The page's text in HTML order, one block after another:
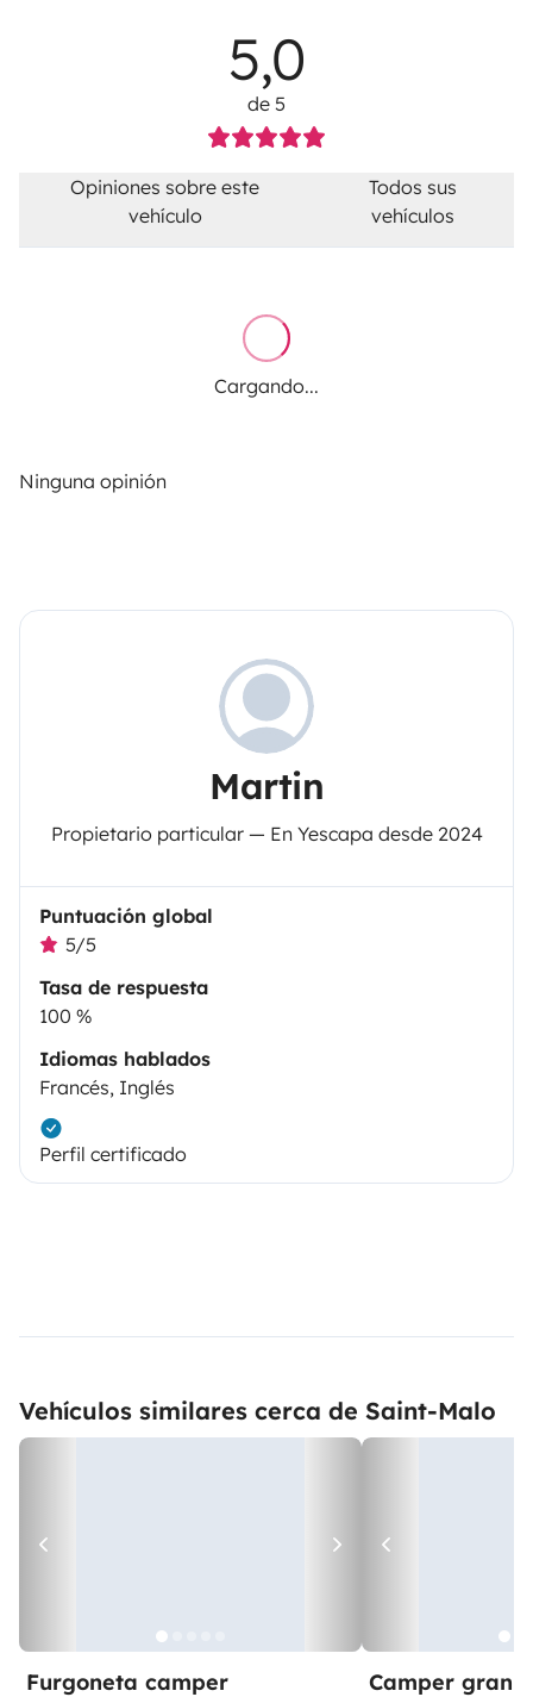
5,0
de 5
Opiniones sobre este
vehículo
Todos sus
vehículos
Cargando...
Ninguna opinión
Martin
Propietario particular — En Yescapa desde 2024
Puntuación global
5/5
Tasa de respuesta
100 %
Idiomas hablados
Francés, Inglés
Perfil certificado
Vehículos similares cerca de Saint-Malo
Furgoneta camper Camper gran